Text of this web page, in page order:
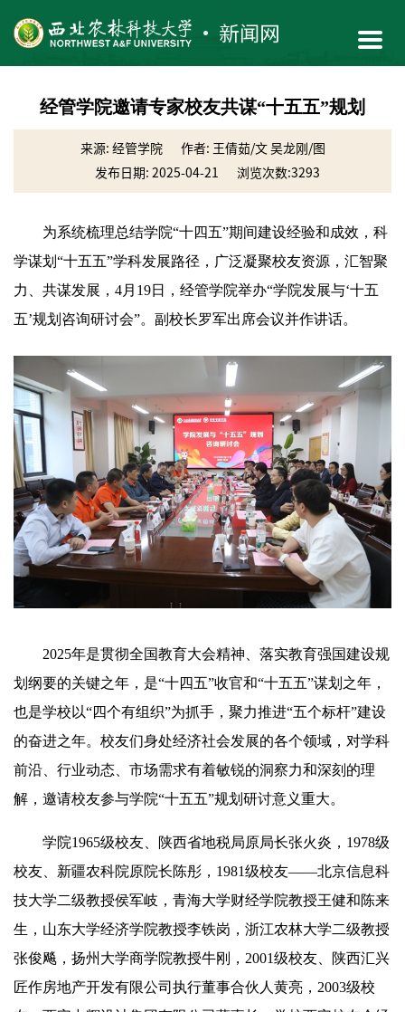
经管学院邀请专家校友共谋“十五五”规划
来源: 经管学院
作者: 王倩茹/文 吴龙刚/图
发布日期: 2025-04-21
浏览次数:3293
为系统梳理总结学院“十四五”期间建设经验和成效，科
学谋划“十五五”学科发展路径，广泛凝聚校友资源，汇智聚
力、共谋发展，4月19日，经管学院举办“学院发展与‘十五
五’规划咨询研讨会”。副校长罗军出席会议并作讲话。
2025年是贯彻全国教育大会精神、落实教育强国建设规
划纲要的关键之年，是“十四五”收官和“十五五”谋划之年，
也是学校以“四个有组织”为抓手，聚力推进“五个标杆”建设
的奋进之年。校友们身处经济社会发展的各个领域，对学科
前沿、行业动态、市场需求有着敏锐的洞察力和深刻的理
解，邀请校友参与学院“十五五”规划研讨意义重大。
学院1965级校友、陕西省地税局原局长张火炎，1978级
校友、新疆农科院原院长陈彤，1981级校友——北京信息科
技大学二级教授侯军岐，青海大学财经学院教授王健和陈来
生，山东大学经济学院教授李铁岗，浙江农林大学二级教授
张俊飚，扬州大学商学院教授牛刚，2001级校友、陕西汇兴
匠作房地产开发有限公司执行董事合伙人黄亮，2003级校